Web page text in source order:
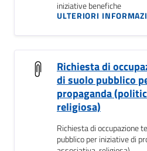
iniziative benefiche
ULTERIORI
Richiesta di
di suolo pubblico
propaganda
religiosa)
Richiesta di occupazione
pubblico per iniziative di